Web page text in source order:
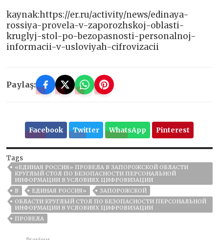
kaynak:https://er.ru/activity/news/edinaya-
rossiya-provela-v-zaporozhskoj-oblasti-
kruglyj-stol-po-bezopasnosti-personalnoj-
informacii-v-usloviyah-cifrovizacii
Paylaş:
Facebook Twitter WhatsApp Pinterest
Tags
«ЕДИНАЯ РОССИЯ» ПРОВЕЛА В ЗАПОРОЖСКОЙ ОБЛАСТИ
КРУГЛЫЙ СТОЛ ПО БЕЗОПАСНОСТИ ПЕРСОНАЛЬНОЙ
ИНФОРМАЦИИ В УСЛОВИЯХ ЦИФРОВИЗАЦИИ
В
ЕДИНАЯ РОССИЯ»
ЗАПОРОЖСКОЙ
ОБЛАСТИ КРУГЛЫЙ СТОЛ ПО БЕЗОПАСНОСТИ ПЕРСОНАЛЬНОЙ
ИНФОРМАЦИИ В УСЛОВИЯХ ЦИФРОВИЗАЦИИ
ПРОВЕЛА